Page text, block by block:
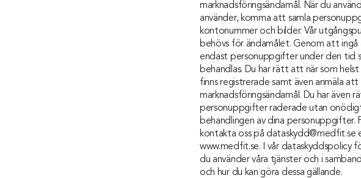
marknadsföringsändamål. När du
använder, komma att samla
kontonummer och bilder. Vår
behövs för ändamålet. Genom att ingå
endast personuppgifter under den tid
behandlas. Du har rätt att när som
finns registrerade samt även anmäla
marknadsföringsändamål. Du har
personuppgifter raderade utan
behandlingen av dina
kontakta oss på dataskydd@medfit.se
www.medfit.se. I vår dataskyddspolicy
du använder våra tjänster och i
och hur du kan göra dessa gällande.